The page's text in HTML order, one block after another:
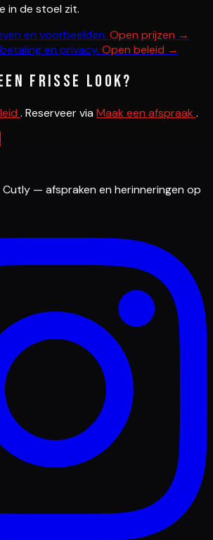
in de stoel zit.
en voorbeelden. Open prijzen →
en privacy. Open beleid →
frisse look?
. Reserveer via Maak een afspraak .
— afspraken en herinneringen op